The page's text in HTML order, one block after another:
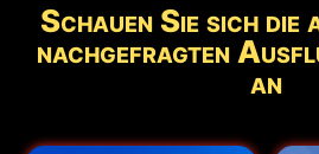
Schauen Sie sich die
nachgefragten
an